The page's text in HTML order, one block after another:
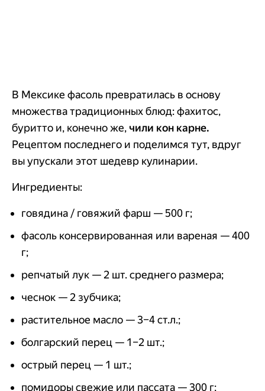
В Мексике фасоль превратилась в основу
множества традиционных блюд: фахитос,
буритто и, конечно же, чили кон карне.
Рецептом последнего и поделимся тут, вдруг
вы упускали этот шедевр кулинарии.
Ингредиенты:
говядина / говяжий фарш — 500 г;
фасоль консервированная или вареная — 400
г;
репчатый лук — 2 шт. среднего размера;
чеснок — 2 зубчика;
растительное масло — 3–4 ст.л.;
болгарский перец — 1–2 шт.;
острый перец — 1 шт.;
помидоры свежие или пассата — 300 г;